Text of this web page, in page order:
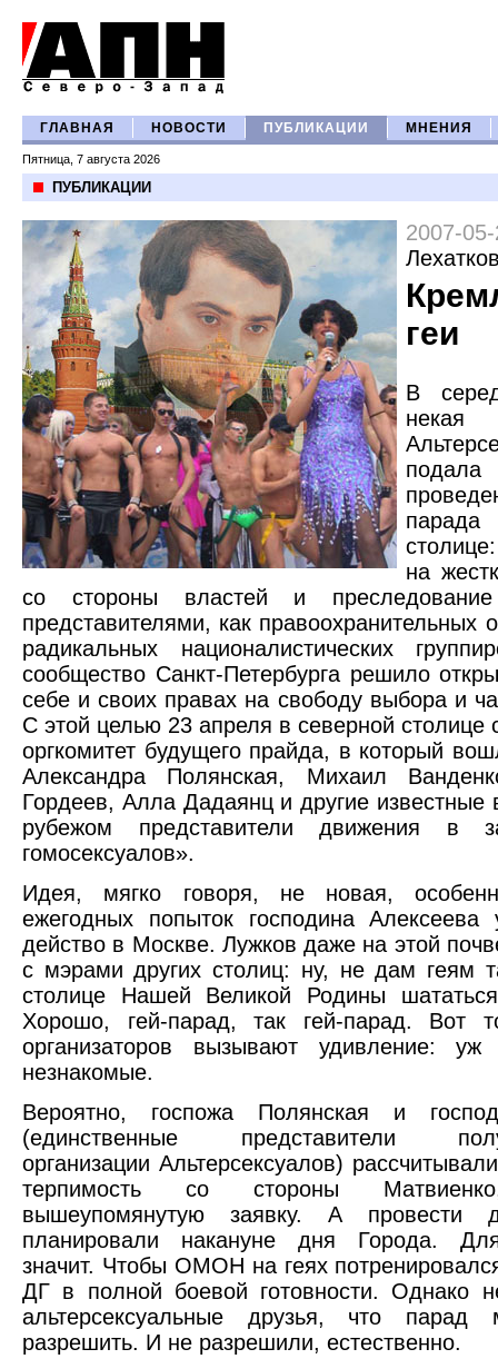
ГЛАВНАЯ НОВОСТИ ПУБЛИКАЦИИ МНЕНИЯ
Пятница, 7 августа 2026
ПУБЛИКАЦИИ
2007-
геи
В
парада
на
со стороны властей и преследование
представителями, как правоохранительных
радикальных националистических
сообщество Санкт-Петербурга решило
себе и своих правах на свободу выбора и
С этой целью 23 апреля в северной столице
оргкомитет будущего прайда, в который
Александра Полянская, Михаил
Гордеев, Алла Дадаянц и другие известные
рубежом представители движения в
гомосексуалов».
Идея, мягко говоря, не новая,
ежегодных попыток господина Алексеева
действо в Москве. Лужков даже на этой
с мэрами других столиц: ну, не дам геям
столице Нашей Великой Родины
Хорошо, гей-парад, так гей-парад. Вот
организаторов вызывают удивление:
незнакомые.
Вероятно, госпожа Полянская и
(единственные представители
организации Альтерсексуалов)
терпимость со стороны
вышеупомянутую заявку. А провести
планировали накануне дня Города.
значит. Чтобы ОМОН на геях
ДГ в полной боевой готовности. Однако
альтерсексуальные друзья, что
разрешить. И не разрешили, естественно.